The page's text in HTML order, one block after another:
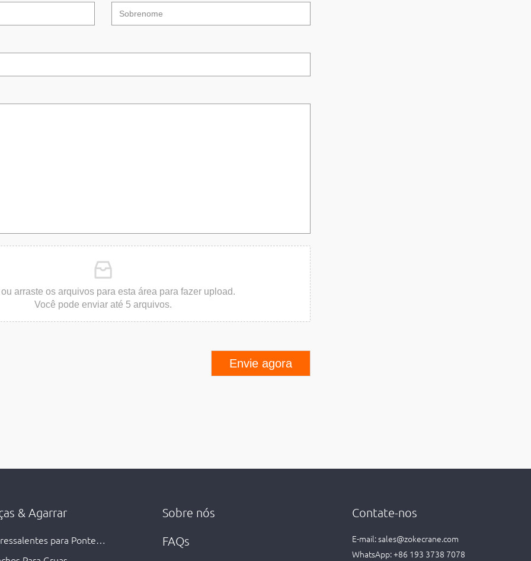
arraste os arquivos para esta área para fazer upload.
Você pode enviar até 5 arquivos.
Envie agora
& Agarrar
para Ponte
Sobre nós
FAQs
Contate-nos
E-mail:sales@zokecrane.com
WhatsApp:+86 193 3738 7078